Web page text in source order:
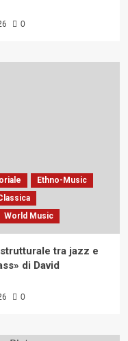
0
Ethno-Music
World Music
tra jazz e
di David
0